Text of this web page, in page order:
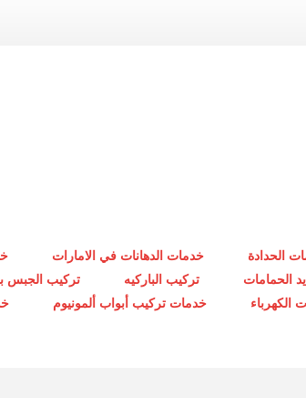
الحدادة خدمات الدهانات في الامارات
الحمامات تركيب الباركيه تركيب الجبس
الكهرباء خدمات تركيب أبواب ألمونيوم